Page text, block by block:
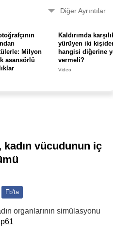
Diğer Ayrıntılar
açmadan eklendi.
Milyon
asansörlü
Kaldırımda
yürüyen iki
hangisi diğerine
vermeli?
Video
kadın vücudunun iç
Fb'ta
organlarının simülasyonu